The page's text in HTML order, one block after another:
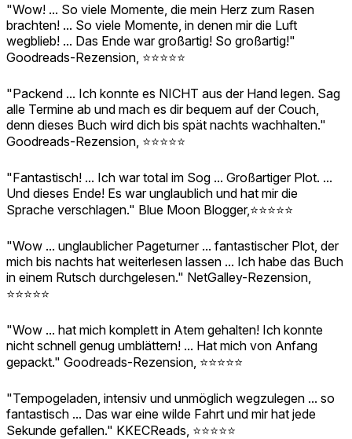
"Wow! ... So viele Momente, die mein Herz zum Rasen
brachten! ... So viele Momente, in denen mir die Luft
wegblieb! ... Das Ende war großartig! So großartig!"
Goodreads-Rezension, ⭐️⭐️⭐️⭐️⭐️
"Packend ... Ich konnte es NICHT aus der Hand legen. Sag
alle Termine ab und mach es dir bequem auf der Couch,
denn dieses Buch wird dich bis spät nachts wachhalten."
Goodreads-Rezension, ⭐️⭐️⭐️⭐️⭐️
"Fantastisch! ... Ich war total im Sog ... Großartiger Plot. ...
Und dieses Ende! Es war unglaublich und hat mir die
Sprache verschlagen." Blue Moon Blogger,⭐️⭐️⭐️⭐️⭐️
"Wow ... unglaublicher Pageturner ... fantastischer Plot, der
mich bis nachts hat weiterlesen lassen ... Ich habe das Buch
in einem Rutsch durchgelesen." NetGalley-Rezension,
⭐️⭐️⭐️⭐️⭐️
"Wow ... hat mich komplett in Atem gehalten! Ich konnte
nicht schnell genug umblättern! ... Hat mich von Anfang
gepackt." Goodreads-Rezension, ⭐️⭐️⭐️⭐️⭐️
"Tempogeladen, intensiv und unmöglich wegzulegen ... so
fantastisch ... Das war eine wilde Fahrt und mir hat jede
Sekunde gefallen." KKECReads, ⭐️⭐️⭐️⭐️⭐️